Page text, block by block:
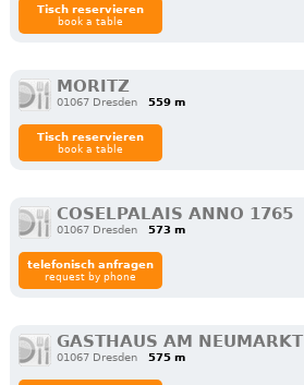
Tisch reservieren
book a table
MORITZ
01067 Dresden 559 m
Tisch reservieren
book a table
COSELPALAIS ANNO 1765
01067 Dresden 573 m
telefonisch anfragen
request by phone
GASTHAUS AM NEUMARKT
01067 Dresden 575 m